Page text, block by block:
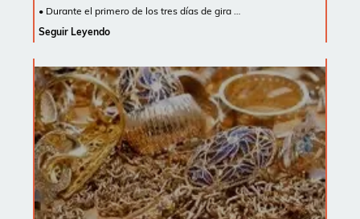
• Durante el primero de los tres días de gira …
Seguir Leyendo